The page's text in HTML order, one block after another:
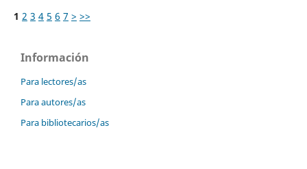
1 2 3 4 5 6 7 > >>
Información
Para lectores/as
Para autores/as
Para bibliotecarios/as